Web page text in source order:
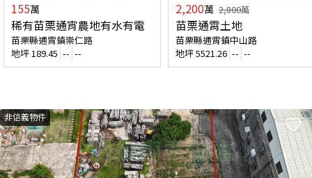
155萬
稀有苗栗通宵農地有水有電
苗栗縣通霄鎮崇仁路
地坪189.45 -- --
2,200萬 2,800萬
苗栗通霄土地
苗栗縣通霄鎮中山路
地坪5521.26 -- --
非信義物件